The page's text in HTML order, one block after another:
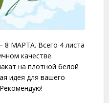
8 МАРТА. Всего 4 листа
качестве.
на плотной белой
идея для вашего